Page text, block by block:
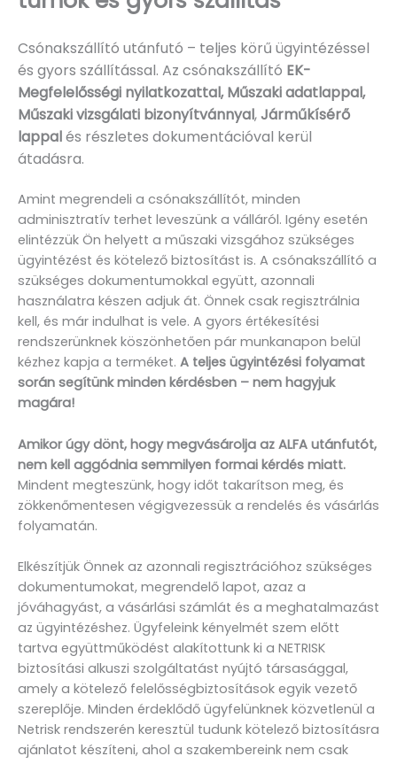
Csónakszállító utánfutó – teljes körű ügyintézéssel
és gyors szállítással. Az csónakszállító EK-
Megfelelősségi nyilatkozattal, Műszaki adatlappal,
Műszaki vizsgálati bizonyítvánnyal,Járműkísérő
lappalés részletes dokumentációval kerül
átadásra.
Amint megrendeli a csónakszállítót, minden
adminisztratív terhet leveszünk a válláról. Igény esetén
elintézzük Ön helyett a műszaki vizsgához szükséges
ügyintézést és kötelező biztosítást is. A csónakszállító a
szükséges dokumentumokkal együtt, azonnali
használatra készen adjuk át. Önnek csak regisztrálnia
kell, és már indulhat is vele. A gyors értékesítési
rendszerünknek köszönhetően pár munkanapon belül
kézhez kapja a terméket. A teljes ügyintézési folyamat
során segítünk minden kérdésben – nem hagyjuk
magára!
Amikor úgy dönt, hogy megvásárolja az ALFA utánfutót,
nem kell aggódnia semmilyen formai kérdés miatt.
Mindent megteszünk, hogy időt takarítson meg, és
zökkenőmentesen végigvezessük a rendelés és vásárlás
folyamatán.
Elkészítjük Önnek az azonnali regisztrációhoz szükséges
dokumentumokat, megrendelő lapot, azaz a
jóváhagyást, a vásárlási számlát és a meghatalmazást
az ügyintézéshez. Ügyfeleink kényelmét szem előtt
tartva együttműködést alakítottunk ki a NETRISK
biztosítási alkuszi szolgáltatást nyújtó társasággal,
amely a kötelező felelősségbiztosítások egyik vezető
szereplője. Minden érdeklődő ügyfelünknek közvetlenül a
Netrisk rendszerén keresztül tudunk kötelező biztosításra
ajánlatot készíteni, ahol a szakembereink nem csak